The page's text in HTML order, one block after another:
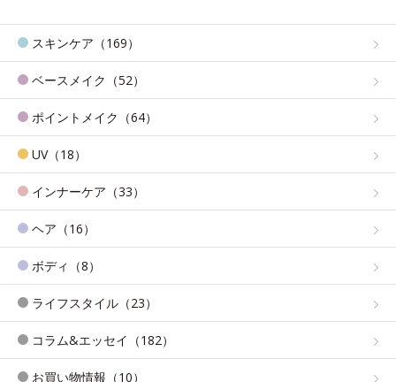
スキンケア（169）
ベースメイク（52）
ポイントメイク（64）
UV（18）
インナーケア（33）
ヘア（16）
ボディ（8）
ライフスタイル（23）
コラム&エッセイ（182）
お買い物情報（10）